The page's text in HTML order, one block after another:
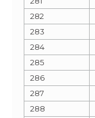
282
283
284
285
286
287
288